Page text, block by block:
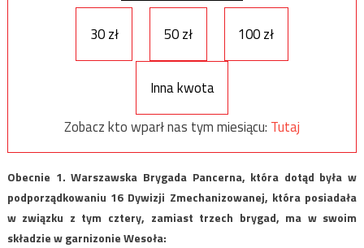
30 zł 50 zł 100 zł
Inna kwota
Zobacz kto wparł nas tym miesiącu: Tutaj
Obecnie 1. Warszawska Brygada Pancerna, która dotąd była w
podporządkowaniu 16 Dywizji Zmechanizowanej, która posiadała
w związku z tym cztery, zamiast trzech brygad, ma w swoim
składzie w garnizonie Wesoła: